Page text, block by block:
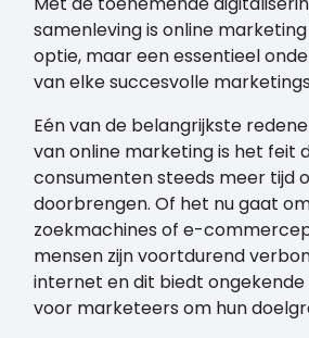
samenleving is online
optie, maar een essentieel
van elke succesvolle
Eén van de belangrijkste
van online marketing is het feit
consumenten steeds meer tijd
doorbrengen. Of het nu gaat
zoekmachines of e-
mensen zijn voortdurend
internet en dit biedt
voor marketeers om hun